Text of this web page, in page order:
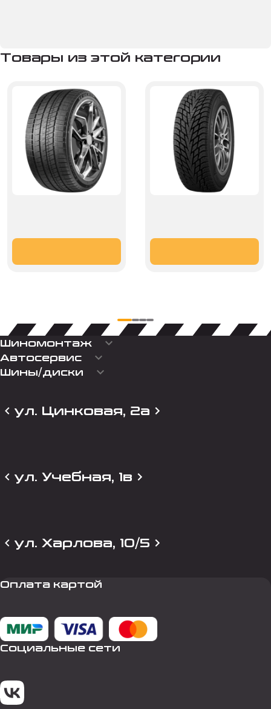
Товары из этой категории
Шиномонтаж keyboard_arrow_down
Автосервис keyboard_arrow_down
Шины/диски keyboard_arrow_down
ул. Цинковая, 2а
ул. Учебная, 1в
ул. Харлова, 10/5
Оплата картой
Социальные сети